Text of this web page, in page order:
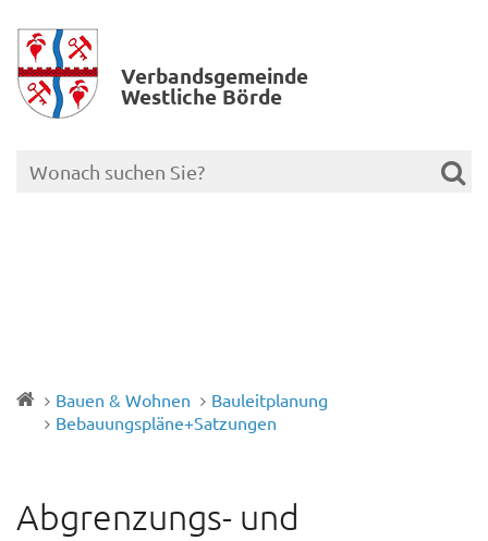
Verbands­gemeinde
Westliche Börde
Bauen & Wohnen
Bauleitplanung
Bebauungspläne+Satzungen
Abgrenzungs- und